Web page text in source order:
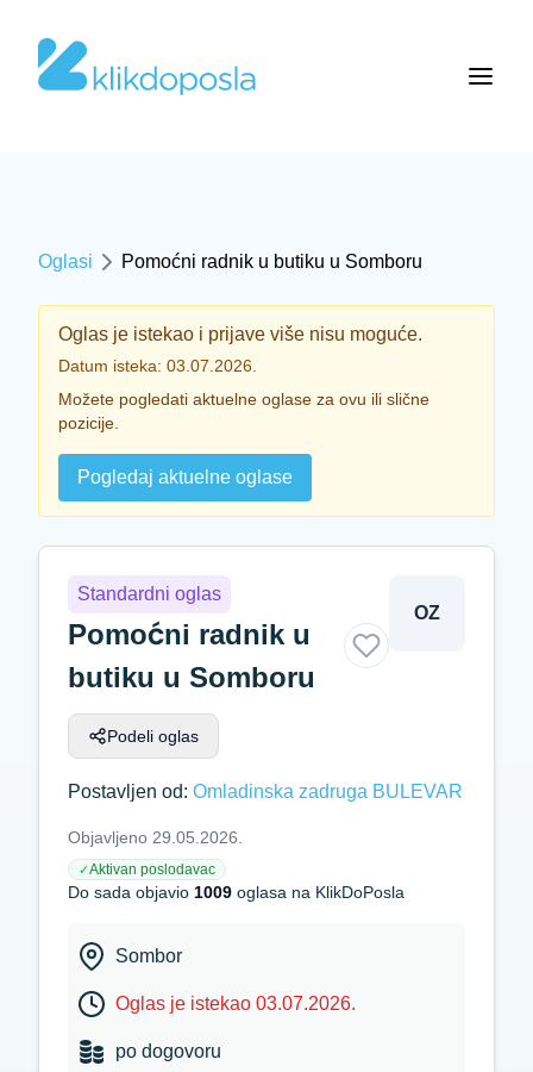
Oglasi Pomoćni radnik u butiku u Somboru
Oglas je istekao i prijave više nisu moguće.
Datum isteka: 03.07.2026.
Možete pogledati aktuelne oglase za ovu ili slične
pozicije.
Pogledaj aktuelne oglase
Standardni oglas
Pomoćni radnik u
butiku u Somboru
Podeli oglas
OZ
Postavljen od: Omladinska zadruga BULEVAR
Objavljeno 29.05.2026.
✓Aktivan poslodavac
Do sada objavio 1009 oglasa na KlikDoPosla
Sombor
Oglas je istekao 03.07.2026.
po dogovoru